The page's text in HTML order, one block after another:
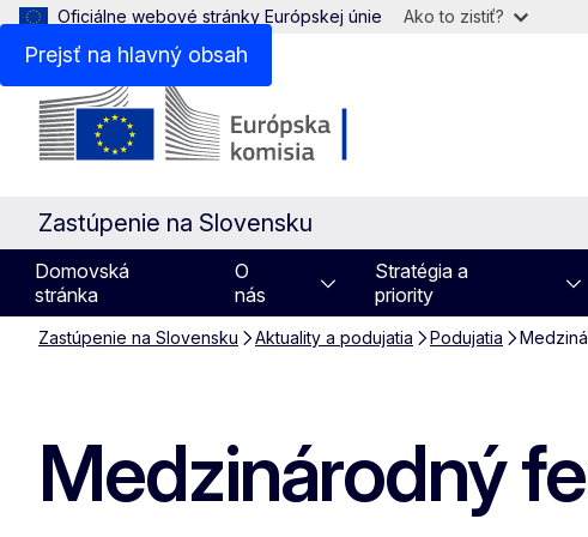
Prejsť na hlavný obsah
Oficiálne webové stránky Európskej únie Ako to zistiť?
Zastúpenie na Slovensku
Domovská
stránka
O
nás
Stratégia a
priority
Zastúpenie na Slovensku Aktuality a podujatia Podujatia
Medzinárodný